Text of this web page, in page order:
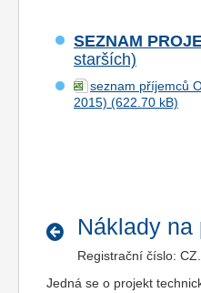
SEZNAM
starších)
seznam příjemců
2015)
Náklady na
Registrační číslo:
Jedná se o projekt